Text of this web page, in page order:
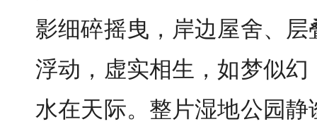
影细碎摇曳，岸边屋舍、
浮动，虚实相生，如梦似
水在天际。整片湿地公园